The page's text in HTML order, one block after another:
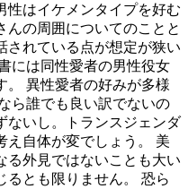
性はイケメンタイプを好む
んの周囲についてのことと
されている点が想定が狭い
には同性愛者の男性役女
。 異性愛者の好みが多様
ら誰でも良い訳でないの
ないし。トランスジェンダ
え自体が変でしょう。 美
る外見ではないことも大い
るとも限りません。 恐ら